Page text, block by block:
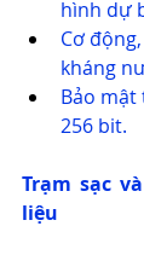
hình dự
Cơ
kháng
Bảo mật
256 bit.
Trạm sạc
liệu